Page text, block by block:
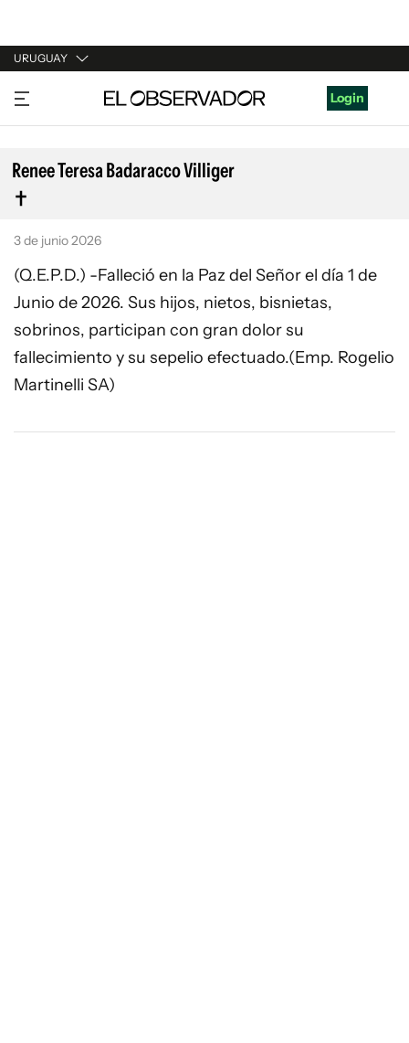
URUGUAY
URUGUAY
ARGENTINA
ESPAÑA
ESTADOS UNIDOS
Login
Renee Teresa Badaracco Villiger
3 de junio 2026
(Q.E.P.D.) -Falleció en la Paz del Señor el día 1 de
Junio de 2026. Sus hijos, nietos, bisnietas,
sobrinos, participan con gran dolor su
fallecimiento y su sepelio efectuado.(Emp. Rogelio
Martinelli SA)